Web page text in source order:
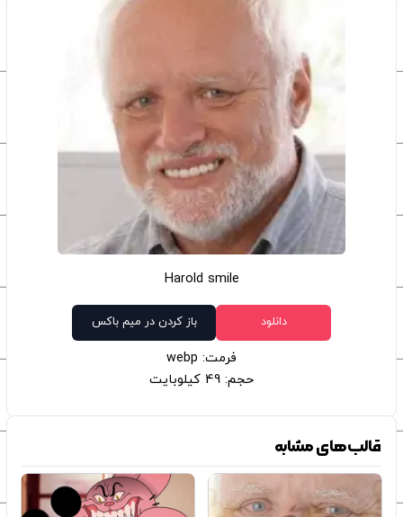
Harold smile
دانلود باز کردن در میم باکس
فرمت: webp
حجم: 49 کیلوبایت
قالب‌های مشابه